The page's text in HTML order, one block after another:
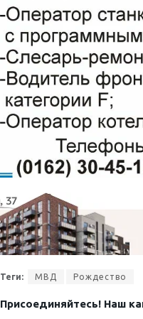
Теги: МВД Рождество
Присоединяйтесь! Наш